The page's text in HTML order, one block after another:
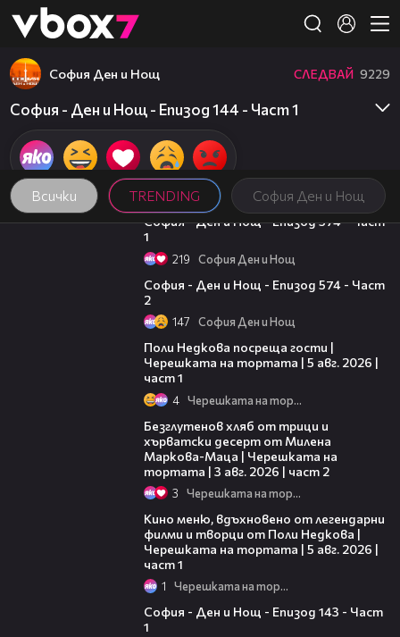
👾
Всички TRENDING София Ден и Нощ
София Ден и Нощ СЛЕДВАЙ 9229
София - Ден и Нощ - Епизод 144 - Част 1
07:40
София - Ден и Нощ - Епизод 574 - Част
1
219 София Ден и Нощ
София - Ден и Нощ - Епизод 574 - Част
2
147 София Ден и Нощ
Поли Недкова посреща гости |
Черешката на тортата | 5 авг. 2026 |
част 1
4 Черешката на тортата
Безглутенов хляб от трици и
хърватски десерт от Милена
Маркова-Маца | Черешката на
тортата | 3 авг. 2026 | част 2
3 Черешката на тортата
Кино меню, вдъхновено от легендарни
филми и творци от Поли Недкова |
Черешката на тортата | 5 авг. 2026 |
част 1
1 Черешката на тортата
София - Ден и Нощ - Епизод 143 - Част
1